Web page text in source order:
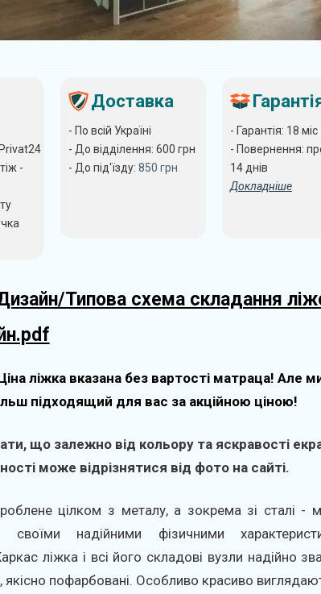
-
Доставка
- По всій Україні
- До відділення: 600 грн
- До під'їзду: 850 грн
- Гарантія: 18 міс
- Повернення:
14 днів
Докладніше
Типова схема складання
ліжка вказана без вартості матраца! Але
підходящий для вас за акційною ціною!
що залежно від кольору та яскравості
може відрізнятися від фото на сайті.
цілком з металу, а зокрема зі сталі -
своїми надійними фізичними
ліжка і всі його складові вузли надійно
якісно пофарбовані. Особливо красиво